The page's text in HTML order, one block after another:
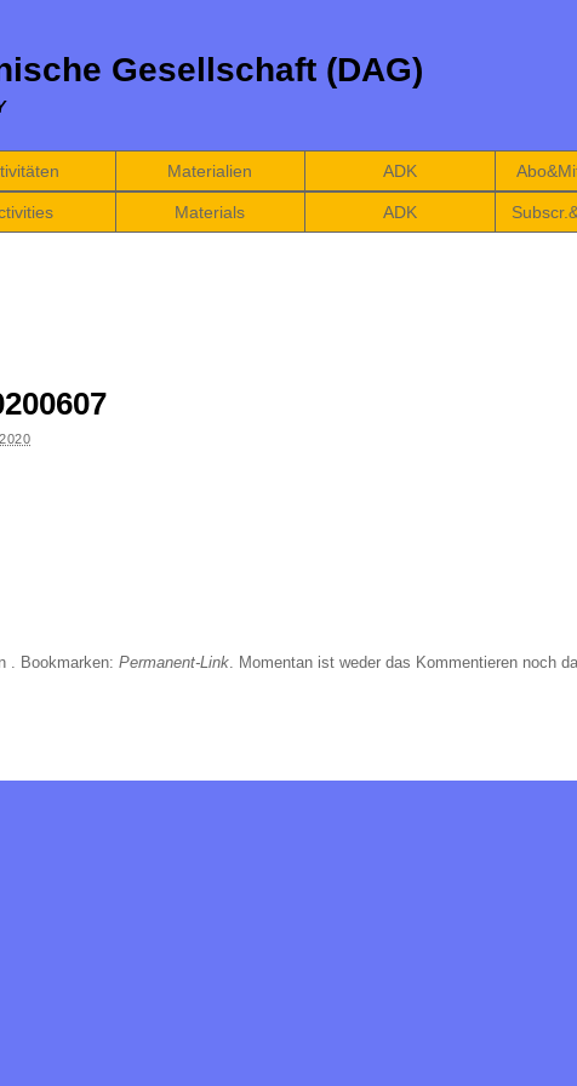
Gesellschaft (DAG)
Materialien ADK
Materials ADK
. Bookmarken: Permanent-Link. Momentan ist weder das Kommentieren noch